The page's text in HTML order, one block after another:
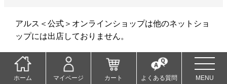
アルス＜公式＞オンラインショップは他のネットショ
ップには出店しておりません。
当店以外でご購入された商品の返品・交換は承れませ
ん。ご了承くださいませ。
ホーム マイページ カート よくある質問 MENU